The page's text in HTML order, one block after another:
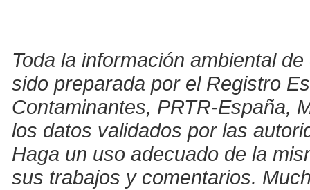
Toda la información ambiental
sido preparada por el Registro
Contaminantes, PRTR-España,
los datos validados por las
Haga un uso adecuado de la
sus trabajos y comentarios.